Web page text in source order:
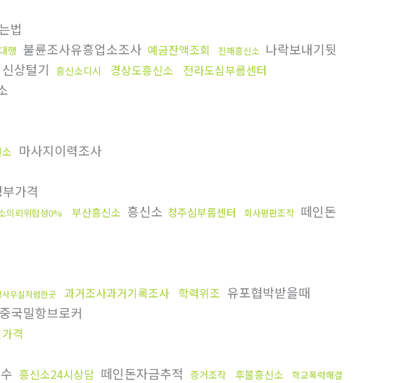
법
행 불륜조사유흥업소조사 예금잔액조회 진해흥신소 나락보내기뒷
신상털기 흥신소디시 경상도흥신소
전라도심부름센터
마사지이력조사
가격
의뢰위험성0% 부산흥신소 흥신소 청주심부름센터 회사평판조작 떼인돈
사무실저렴한곳 과거조사과거기록조사 학력위조 유포협박받을때
중국밀항브로커
격
흥신소24시상담 떼인돈자금추적 증거조작 후불흥신소 학교폭력해결